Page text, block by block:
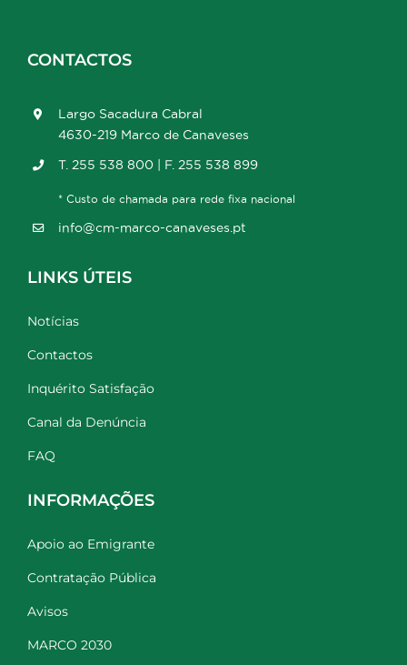
CONTACTOS
Largo Sacadura Cabral
4630-219 Marco de Canaveses
T. 255 538 800 | F. 255 538 899
* Custo de chamada para rede fixa nacional
info@cm-marco-canaveses.pt
LINKS ÚTEIS
Notícias
Contactos
Inquérito Satisfação
Canal da Denúncia
FAQ
INFORMAÇÕES
Apoio ao Emigrante
Contratação Pública
Avisos
MARCO 2030